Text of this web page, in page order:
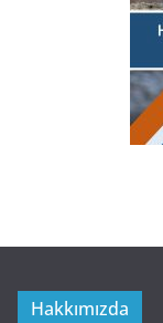
Hakkımızda